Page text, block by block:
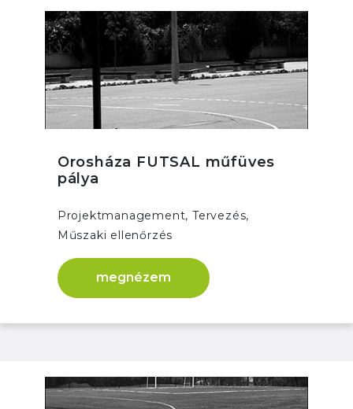
Orosháza FUTSAL műfüves
pálya
Projektmanagement, Tervezés,
Műszaki ellenőrzés
megnézem